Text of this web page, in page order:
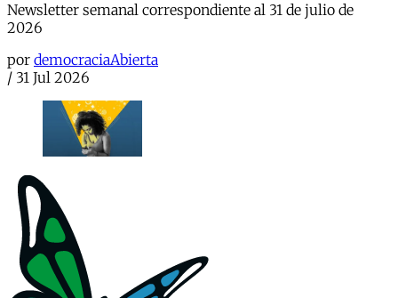
Newsletter semanal correspondiente al 31 de julio de
2026
por democraciaAbierta
/ 31 Jul 2026